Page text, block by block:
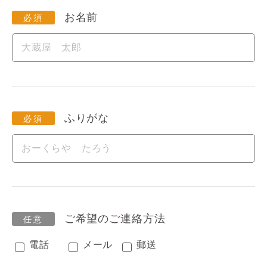
お名前
ふりがな
ご希望のご連絡方法
電話 メール 郵送